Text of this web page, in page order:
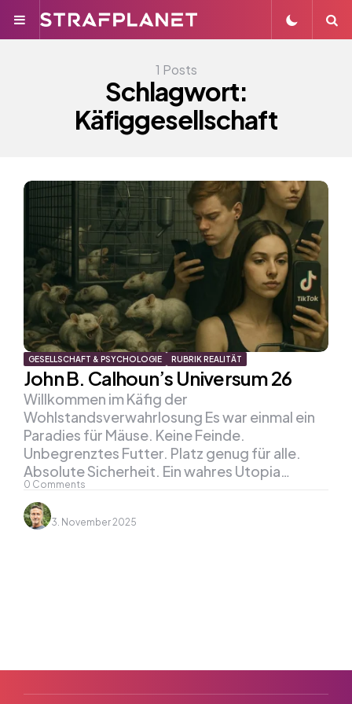
Menu
1 Posts
Schlagwort:
Käfiggesellschaft
GESELLSCHAFT & PSYCHOLOGIE RUBRIK REALITÄT
John B. Calhoun’s Universum 26
0 Comments
Willkommen im Käfig der
Wohlstandsverwahrlosung Es war einmal ein
Paradies für Mäuse. Keine Feinde.
Unbegrenztes Futter. Platz genug für alle.
Absolute Sicherheit. Ein wahres Utopia…
3. November 2025